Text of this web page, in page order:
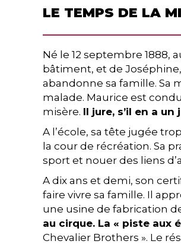
LE TEMPS DE LA
Né le 12 septembre 1888,
bâtiment, et de
abandonne sa famille. Sa
malade. Maurice est
misère. Il jure, s’il en a
A l’école, sa tête jugée
la cour de récréation. Sa
sport et nouer des liens
A dix ans et demi, son
faire vivre sa famille. Il
une usine de fabrication
au cirque. La « piste aux
Chevalier Brothers ». Le